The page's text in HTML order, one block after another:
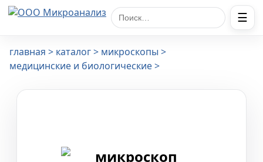
Поиск по сайту ☰
главная каталог
микроскопы
медицинские и биологические